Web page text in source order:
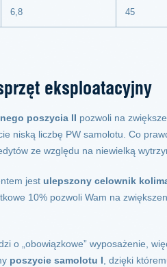
6,8 45
eksploatacyjny
poszycia II pozwoli na
niską liczbę PW samolotu. Co
ze względu na niewielką
jest ulepszony celownik
10% pozwoli Wam na
o „obowiązkowe” wyposażenie,
poszycie samolotu I , dzięki